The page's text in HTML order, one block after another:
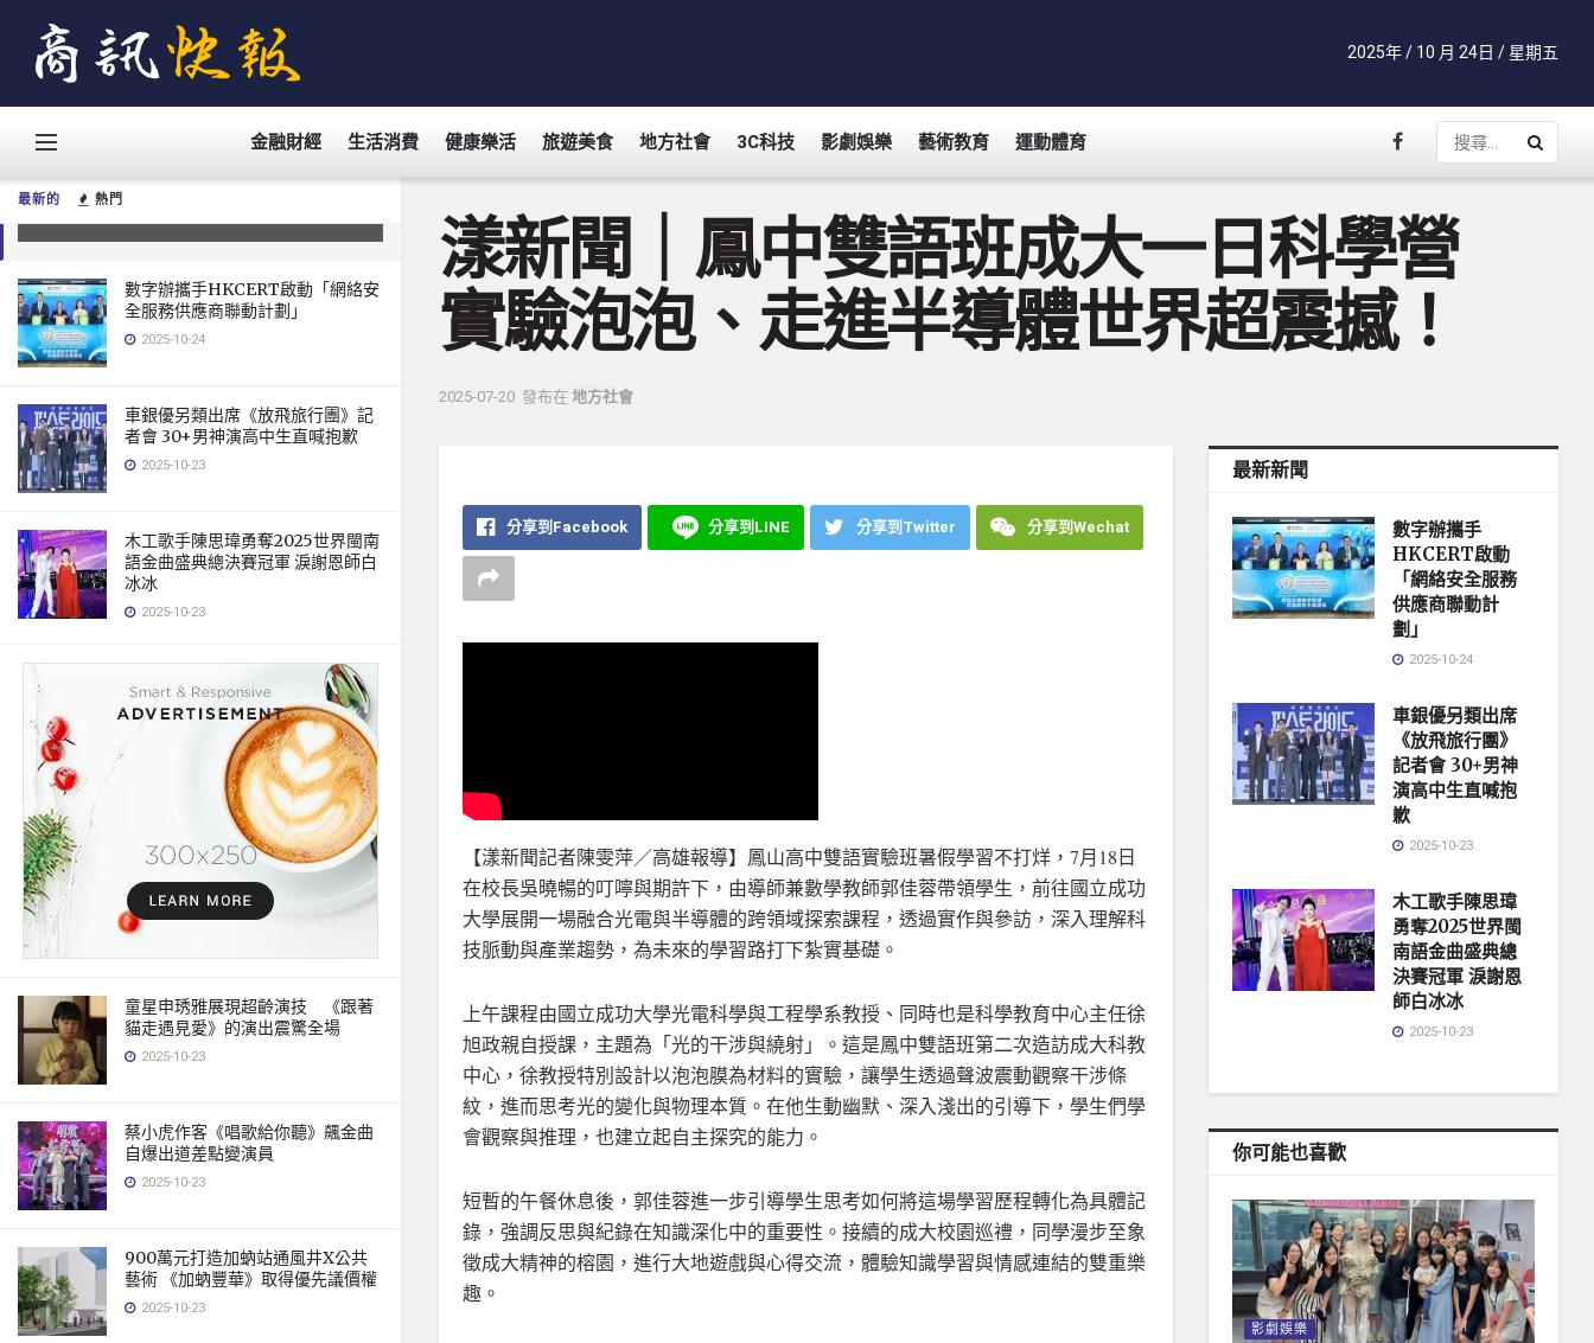
最新的 熱門
漾新聞｜鳳中雙語班成大一日科學
營 實驗泡泡、走進半導體世界超震
撼！
數字辦攜手HKCERT啟動「網絡安
全服務供應商聯動計劃」
2025-10-24
車銀優另類出席《放飛旅行團》記
者會 30+男神演高中生直喊抱歉
2025-10-23
木工歌手陳思瑋勇奪2025世界閩南
語金曲盛典總決賽冠軍 淚謝恩師白
冰冰
2025-10-23
童星申琇雅展現超齡演技 《跟著
貓走遇見愛》的演出震驚全場
2025-10-23
蔡小虎作客《唱歌給你聽》飆金曲
自爆出道差點變演員
2025-10-23
900萬元打造加蚋站通風井X公共
藝術 《加蚋豐華》取得優先議價權
2025-10-23
2025年 / 10 月 24日 / 星期五
金融財經 生活消費 健康樂活 旅遊美食 地方社會 3C科技 影劇娛樂 藝術教育 運動體育
漾新聞｜鳳中雙語班成大一日科學營
實驗泡泡、走進半導體世界超震撼！
2025-07-20 發布在 地方社會
分享到Facebook 分享到LINE 分享到Twitter 分享到Wechat
【漾新聞記者陳雯萍／高雄報導】鳳山高中雙語實驗班暑假學習不打烊，7月18日
在校長吳曉暢的叮嚀與期許下，由導師兼數學教師郭佳蓉帶領學生，前往國立成功
大學展開一場融合光電與半導體的跨領域探索課程，透過實作與參訪，深入理解科
技脈動與產業趨勢，為未來的學習路打下紮實基礎。
上午課程由國立成功大學光電科學與工程學系教授、同時也是科學教育中心主任徐
旭政親自授課，主題為「光的干涉與繞射」。這是鳳中雙語班第二次造訪成大科教
中心，徐教授特別設計以泡泡膜為材料的實驗，讓學生透過聲波震動觀察干涉條
紋，進而思考光的變化與物理本質。在他生動幽默、深入淺出的引導下，學生們學
會觀察與推理，也建立起自主探究的能力。
短暫的午餐休息後，郭佳蓉進一步引導學生思考如何將這場學習歷程轉化為具體記
錄，強調反思與紀錄在知識深化中的重要性。接續的成大校園巡禮，同學漫步至象
徵成大精神的榕園，進行大地遊戲與心得交流，體驗知識學習與情感連結的雙重樂
趣。
最新新聞
數字辦攜手
HKCERT啟動
「網絡安全服務
供應商聯動計
劃」
2025-10-24
車銀優另類出席
《放飛旅行團》
記者會 30+男神
演高中生直喊抱
歉
2025-10-23
木工歌手陳思瑋
勇奪2025世界閩
南語金曲盛典總
決賽冠軍 淚謝恩
師白冰冰
2025-10-23
你可能也喜歡
影劇娛樂